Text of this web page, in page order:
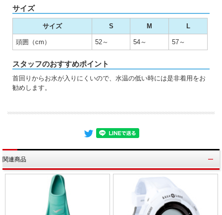
サイズ
サイズ S M L
頭囲（cm） 52～ 54～ 57～
スタッフのおすすめポイント
首回りからお水が入りにくいので、水温の低い時には是非着用をお
勧めします。
関連商品